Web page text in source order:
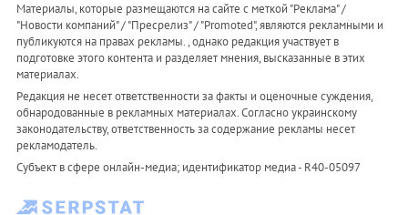
Материалы, которые размещаются на сайте с меткой "Реклама" /
"Новости компаний" / "Пресрелиз" / "Promoted", являются рекламными и
публикуются на правах рекламы. , однако редакция участвует в
подготовке этого контента и разделяет мнения, высказанные в этих
материалах.
Редакция не несет ответственности за факты и оценочные суждения,
обнародованные в рекламных материалах. Согласно украинскому
законодательству, ответственность за содержание рекламы несет
рекламодатель.
Субъект в сфере онлайн-медиа; идентификатор медиа - R40-05097